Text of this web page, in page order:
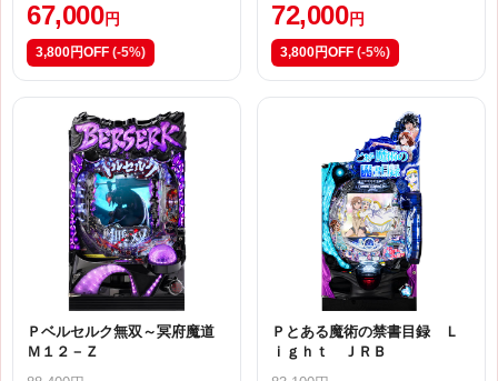
67,000 円
3,800円OFF (-5%)
72,000 円
3,800円OFF (-5%)
Ｐベルセルク無双～冥府魔道
Ｍ１２－Ｚ
Ｐとある魔術の禁書目録 Ｌ
ｉｇｈｔ ＪＲＢ